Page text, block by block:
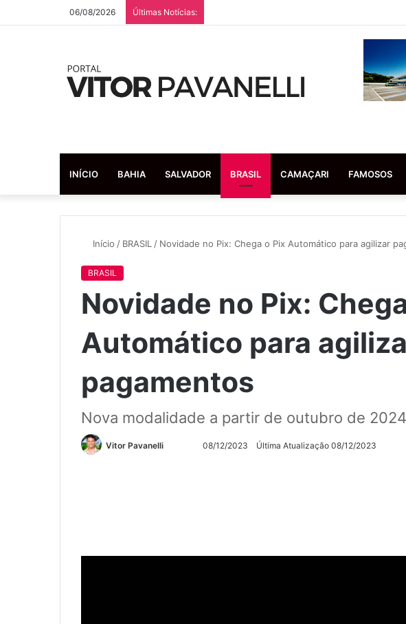
06/08/2026 Últimas Notícias:
INÍCIO BAHIA SALVADOR BRASIL CAMAÇARI FAMOSOS
Início / BRASIL / Novidade no Pix: Chega o Pix Automático para agilizar
BRASIL
Novidade no Pix:
Automático para
pagamentos
Nova modalidade a partir de outubro de 2024
Vitor Pavanelli
Mande08/12/2023 Última Atualização 08/12/2023